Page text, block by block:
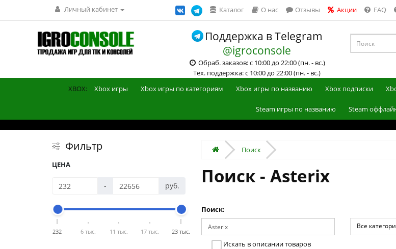
Личный кабинет Каталог О нас Отзывы Акции FAQ
Поддержка в Telegram
@igroconsole
Обраб. заказов: с 10:00 до 22:00 (пн. - вс.)
Тех. поддержка: с 10:00 до 22:00 (пн. - вс.)
XBOX: Xbox игры Xbox игры по категориям Xbox игры по названию Xbox подписки
Steam игры по названию Steam
Фильтр
ЦЕНА
- руб.
232 6 тыс. 11 тыс. 17 тыс. 23 тыс.
Поиск
Поиск - Asterix
Поиск:
Все
Искать в описании товаров